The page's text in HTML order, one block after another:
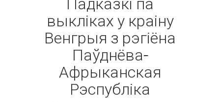
выкліках у краіну
Венгрыя з рэгіёна
Паўднёва-
Афрыканская
Рэспубліка